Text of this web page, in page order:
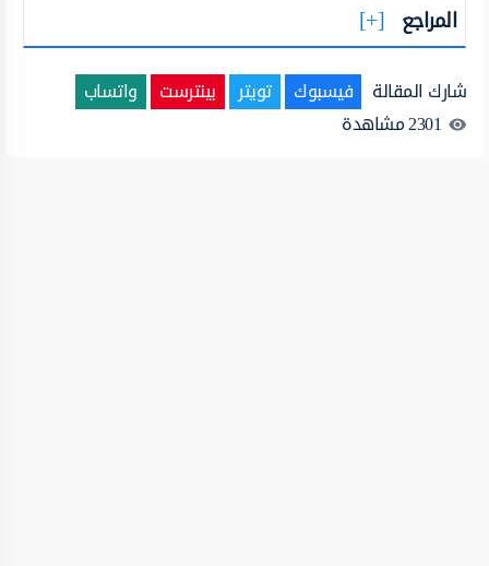
المراجع
شارك المقالة فيسبوك تويتر بينترست
واتساب
2301مشاهدة